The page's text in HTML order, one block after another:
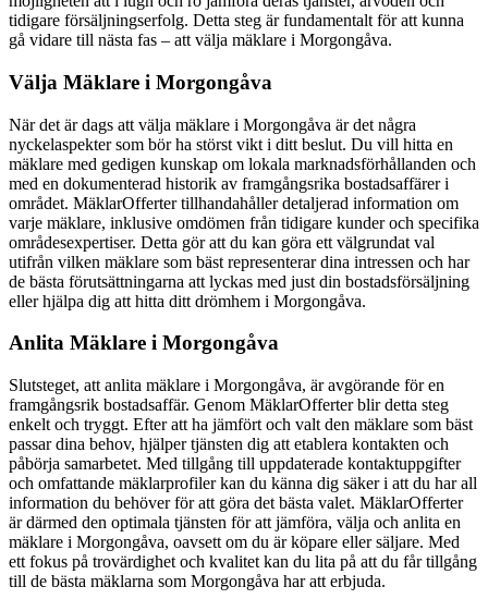
tidigare försäljningserfolg. Detta steg är fundamentalt för att kunna
gå vidare till nästa fas – att välja mäklare i Morgongåva.
Välja Mäklare i Morgongåva
När det är dags att välja mäklare i Morgongåva är det några
nyckelaspekter som bör ha störst vikt i ditt beslut. Du vill hitta en
mäklare med gedigen kunskap om lokala marknadsförhållanden och
med en dokumenterad historik av framgångsrika bostadsaffärer i
området. MäklarOfferter tillhandahåller detaljerad information om
varje mäklare, inklusive omdömen från tidigare kunder och specifika
områdesexpertiser. Detta gör att du kan göra ett välgrundat val
utifrån vilken mäklare som bäst representerar dina intressen och har
de bästa förutsättningarna att lyckas med just din bostadsförsäljning
eller hjälpa dig att hitta ditt drömhem i Morgongåva.
Anlita Mäklare i Morgongåva
Slutsteget, att anlita mäklare i Morgongåva, är avgörande för en
framgångsrik bostadsaffär. Genom MäklarOfferter blir detta steg
enkelt och tryggt. Efter att ha jämfört och valt den mäklare som bäst
passar dina behov, hjälper tjänsten dig att etablera kontakten och
påbörja samarbetet. Med tillgång till uppdaterade kontaktuppgifter
och omfattande mäklarprofiler kan du känna dig säker i att du har all
information du behöver för att göra det bästa valet. MäklarOfferter
är därmed den optimala tjänsten för att jämföra, välja och anlita en
mäklare i Morgongåva, oavsett om du är köpare eller säljare. Med
ett fokus på trovärdighet och kvalitet kan du lita på att du får tillgång
till de bästa mäklarna som Morgongåva har att erbjuda.